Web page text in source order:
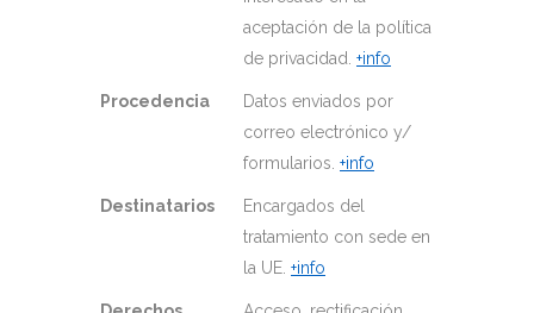
aceptación de la política
de privacidad. +info
Procedencia
Datos enviados por
correo electrónico y/
formularios. +info
Destinatarios
Encargados del
tratamiento con sede en
la UE. +info